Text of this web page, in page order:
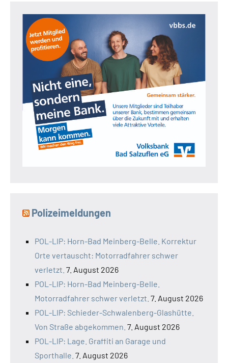
Polizeimeldungen
POL-LIP: Horn-Bad Meinberg-Belle. Korrektur
Orte vertauscht: Motorradfahrer schwer
verletzt. 7. August 2026
POL-LIP: Horn-Bad Meinberg-Belle.
Motorradfahrer schwer verletzt. 7. August 2026
POL-LIP: Schieder-Schwalenberg-Glashütte.
Von Straße abgekommen. 7. August 2026
POL-LIP: Lage. Graffiti an Garage und
Sporthalle. 7. August 2026